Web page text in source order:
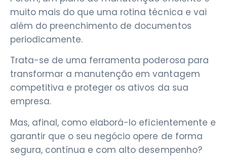
muito mais do que uma rotina técnica e vai
além do preenchimento de documentos
periodicamente.
Trata-se de uma ferramenta poderosa para
transformar a manutenção em vantagem
competitiva e proteger os ativos da sua
empresa.
Mas, afinal, como elaborá-lo eficientemente e
garantir que o seu negócio opere de forma
segura, contínua e com alto desempenho?